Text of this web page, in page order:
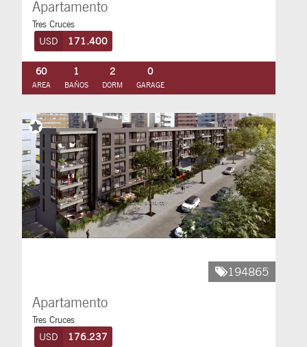
Apartamento
Tres Cruces
USD 171.400
60
AREA
1
BAÑOS
2
DORM
0
GARAGE
194865
Apartamento
Tres Cruces
USD 176.237